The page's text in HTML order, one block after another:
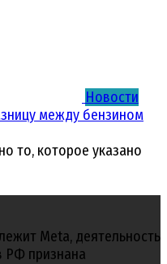
Новости
между бензином
то, которое указано
Meta, деятельность
РФ признана